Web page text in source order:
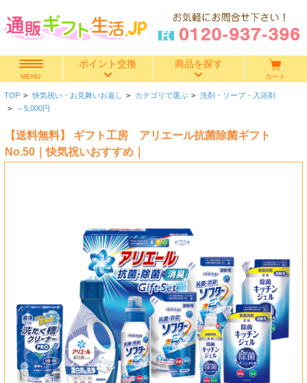
MENU
ポイント交換 商品を探す
快気祝い
香典返し
結婚祝い
新築祝い
初盆・新盆
カート
TOP > 快気祝い・お見舞いお返し > カテゴリで選ぶ > 洗剤・ソープ・入浴剤
> ～5,000円
【送料無料】 ギフト工房 アリエール抗菌除菌ギフト
No.50｜快気祝いおすすめ｜